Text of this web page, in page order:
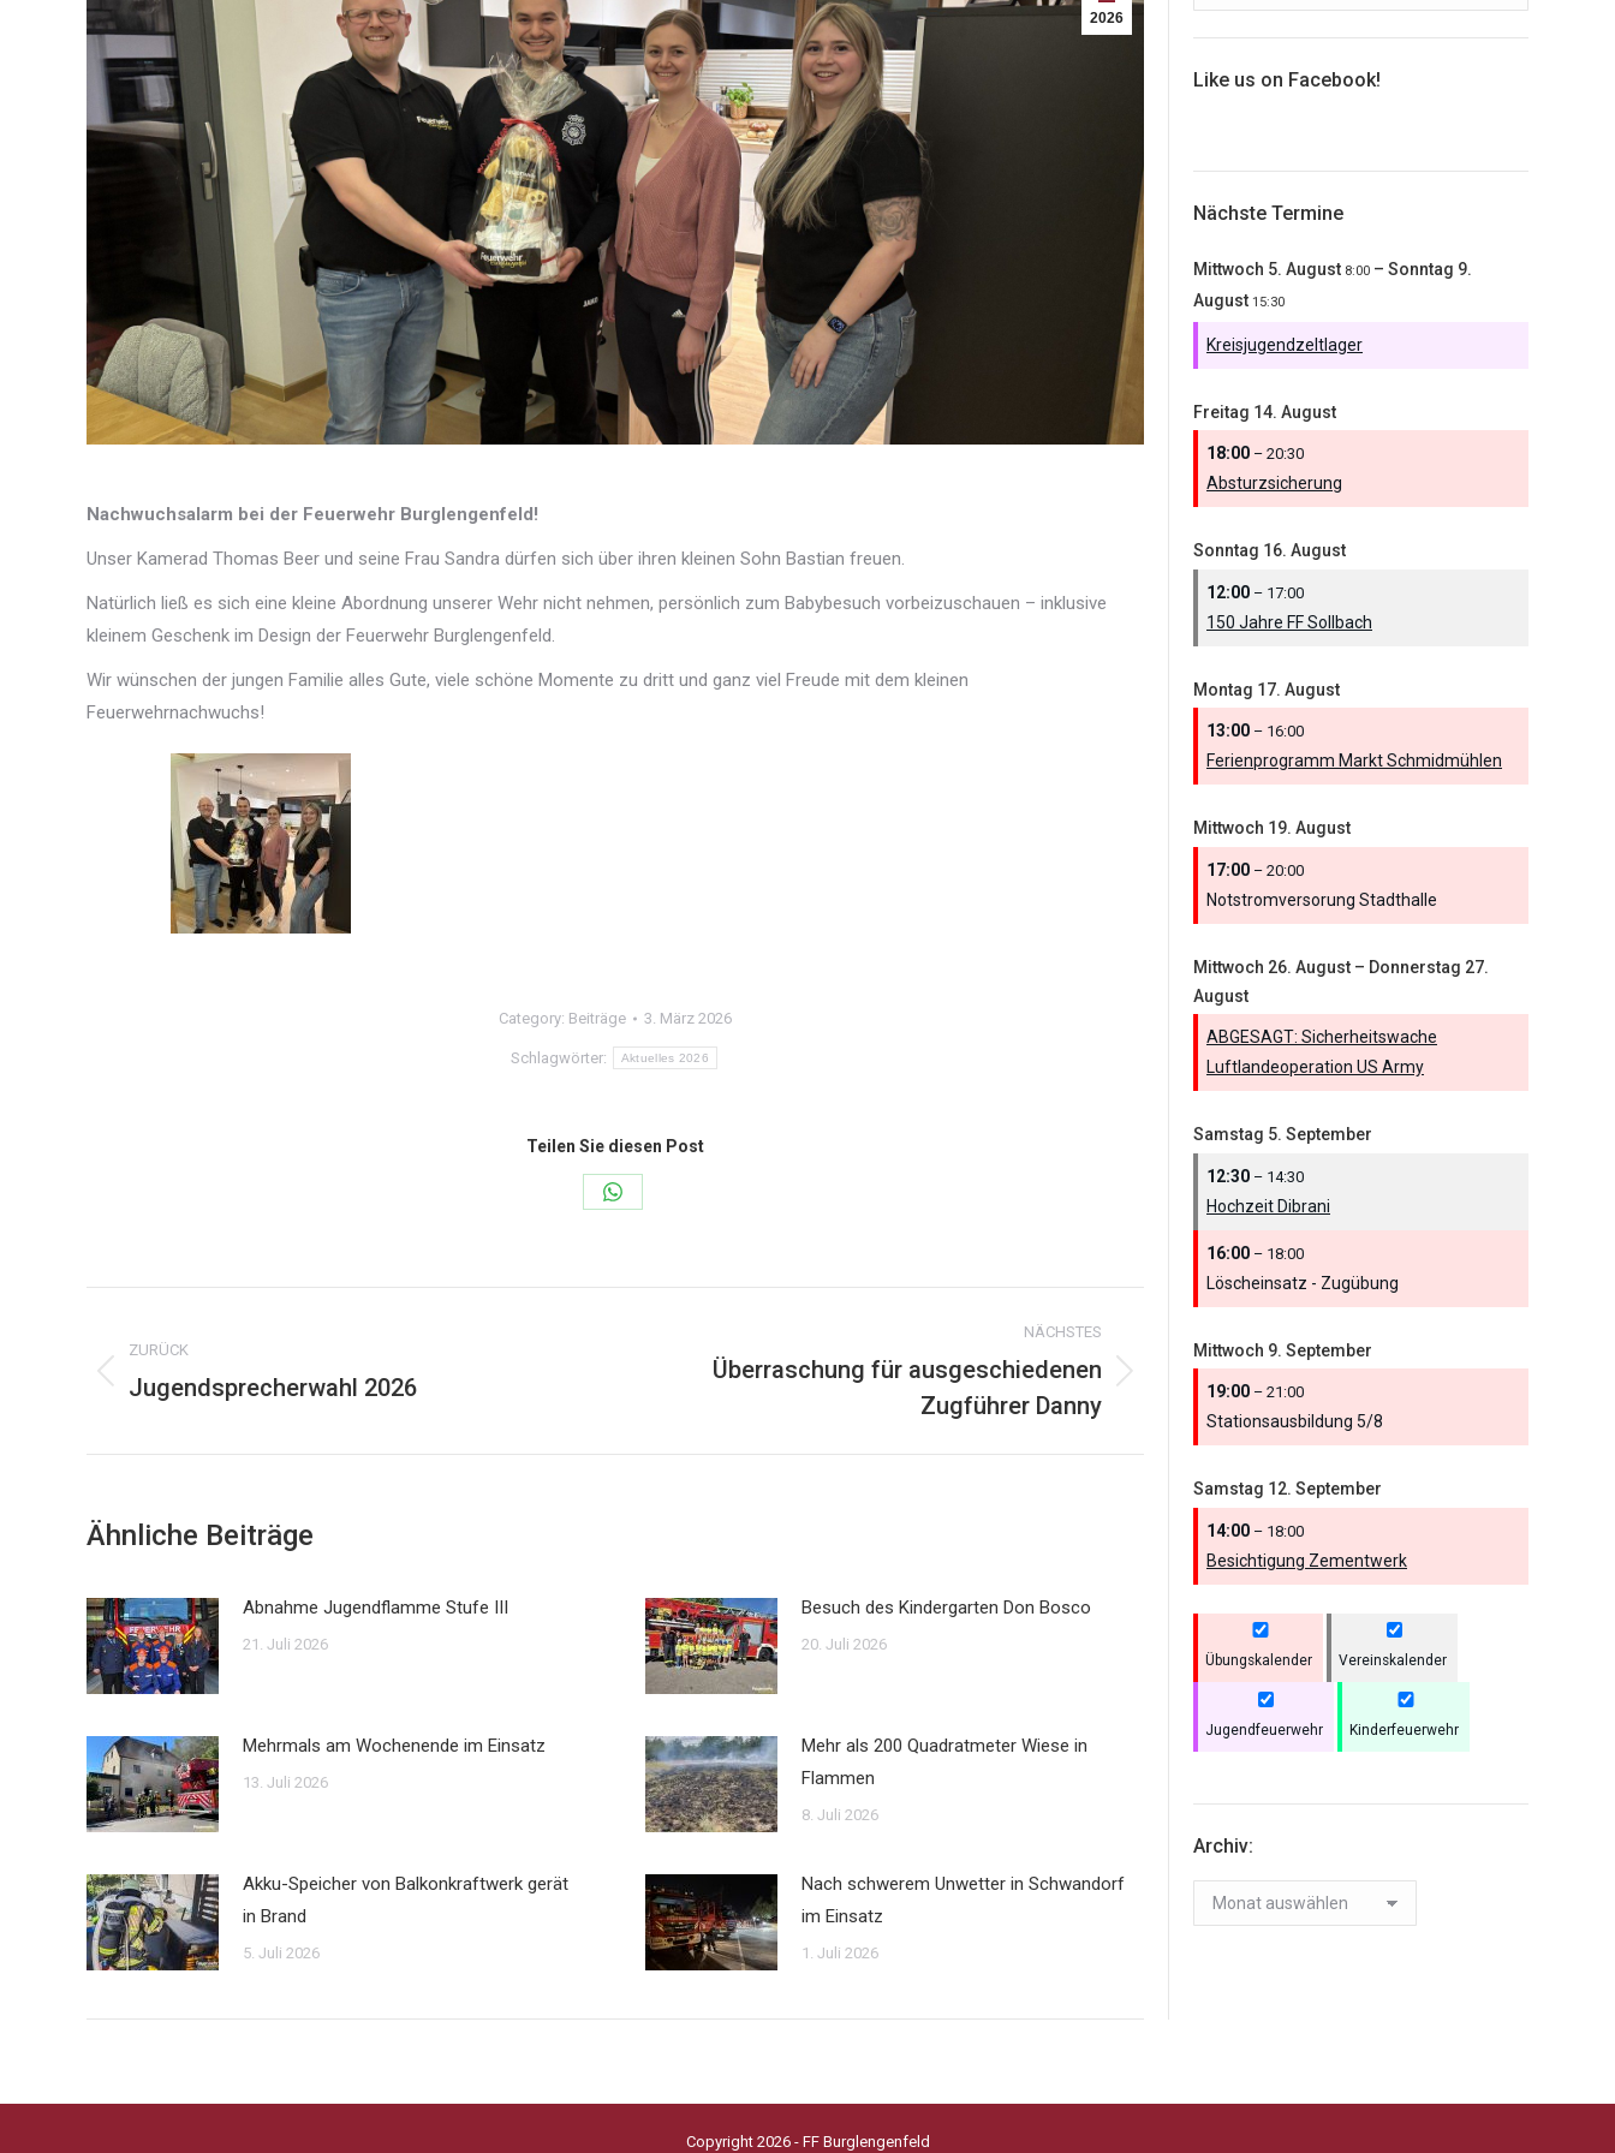
2026
Nachwuchsalarm bei der Feuerwehr Burglengenfeld!
Unser Kamerad Thomas Beer und seine Frau Sandra dürfen sich über ihren kleinen Sohn Bastian freuen.
Natürlich ließ es sich eine kleine Abordnung unserer Wehr nicht nehmen, persönlich zum Babybesuch vorbeizuschauen – inklusive
kleinem Geschenk im Design der Feuerwehr Burglengenfeld.
Wir wünschen der jungen Familie alles Gute, viele schöne Momente zu dritt und ganz viel Freude mit dem kleinen
Feuerwehrnachwuchs!
Category: Beiträge 3. März 2026
Schlagwörter: Aktuelles 2026
Teilen Sie diesen Post
Share
ZURÜCK
Vorheriger
Jugendsprecherwahl 2026
NÄCHSTES
Überraschung für ausgeschiedenen
Zugführer Danny
Ähnliche Beiträge
Abnahme Jugendflamme Stufe III
21. Juli 2026
Besuch des Kindergarten Don Bosco
20. Juli 2026
Mehrmals am Wochenende im Einsatz
13. Juli 2026
Mehr als 200 Quadratmeter Wiese in
Flammen
8. Juli 2026
Akku-Speicher von Balkonkraftwerk gerät
in Brand
5. Juli 2026
Nach schwerem Unwetter in Schwandorf
im Einsatz
1. Juli 2026
Like us on Facebook!
Nächste Termine
Mittwoch 5. August 8:00 – Sonntag 9.
August 15:30
Kreisjugendzeltlager
Freitag 14. August
18:00 – 20:30
Absturzsicherung
Sonntag 16. August
12:00 – 17:00
150 Jahre FF Sollbach
Montag 17. August
13:00 – 16:00
Ferienprogramm Markt Schmidmühlen
Mittwoch 19. August
17:00 – 20:00
Notstromversorung Stadthalle
Mittwoch 26. August – Donnerstag 27.
August
ABGESAGT: Sicherheitswache
Luftlandeoperation US Army
Samstag 5. September
12:30 – 14:30
Hochzeit Dibrani
16:00 – 18:00
Löscheinsatz - Zugübung
Mittwoch 9. September
19:00 – 21:00
Stationsausbildung 5/8
Samstag 12. September
14:00 – 18:00
Besichtigung Zementwerk
Übungskalender Vereinskalender
Jugendfeuerwehr Kinderfeuerwehr
Archiv:
Archiv:
Copyright 2026 - FF Burglengenfeld